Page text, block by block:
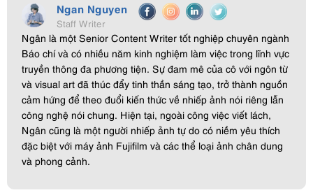
Ngan Nguyen
Staff Writer
Ngân là một Senior Content Writer tốt nghiệp chuyên ngành
Báo chí và có nhiều năm kinh nghiệm làm việc trong lĩnh vực
truyền thông đa phương tiện. Sự đam mê của cô với ngôn từ
và visual art đã thúc đẩy tinh thần sáng tạo, trở thành nguồn
cảm hứng để theo đuổi kiến thức về nhiếp ảnh nói riêng lẫn
công nghệ nói chung. Hiện tại, ngoài công việc viết lách,
Ngân cũng là một người nhiếp ảnh tự do có niềm yêu thích
đặc biệt với máy ảnh Fujifilm và các thể loại ảnh chân dung
và phong cảnh.